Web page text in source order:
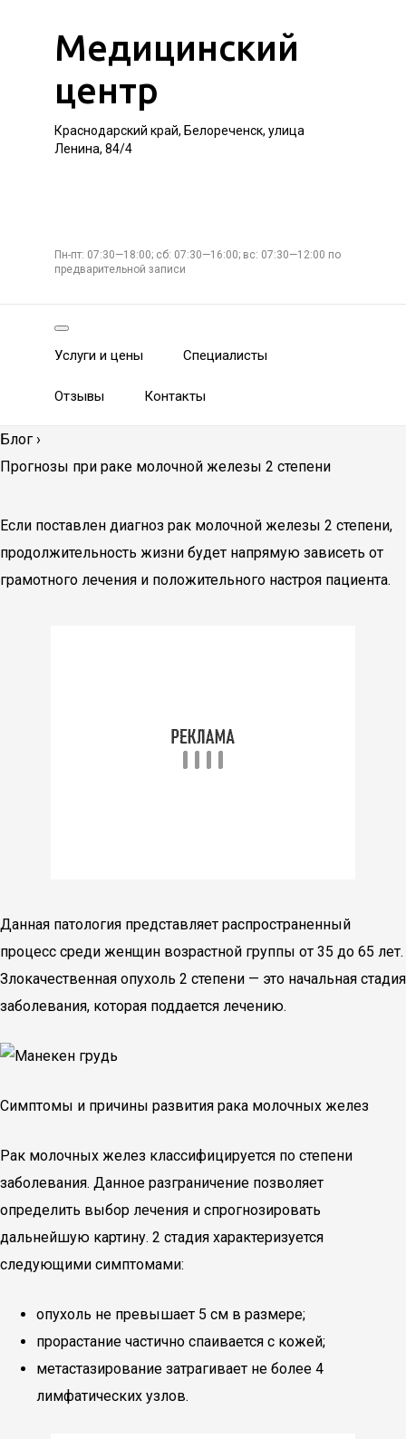
Медицинский
центр
Краснодарский край, Белореченск, улица
Ленина, 84/4
Пн-пт: 07:30—18:00; сб: 07:30—16:00; вс: 07:30—12:00 по
предварительной записи
Услуги и цены Специалисты
Отзывы Контакты
Блог ›
Прогнозы при раке молочной железы 2 степени
Если поставлен диагноз рак молочной железы 2 степени,
продолжительность жизни будет напрямую зависеть от
грамотного лечения и положительного настроя пациента.
Данная патология представляет распространенный
процесс среди женщин возрастной группы от 35 до 65 лет.
Злокачественная опухоль 2 степени — это начальная стадия
заболевания, которая поддается лечению.
Симптомы и причины развития рака молочных желез
Рак молочных желез классифицируется по степени
заболевания. Данное разграничение позволяет
определить выбор лечения и спрогнозировать
дальнейшую картину. 2 стадия характеризуется
следующими симптомами:
опухоль не превышает 5 см в размере;
прорастание частично спаивается с кожей;
метастазирование затрагивает не более 4
лимфатических узлов.